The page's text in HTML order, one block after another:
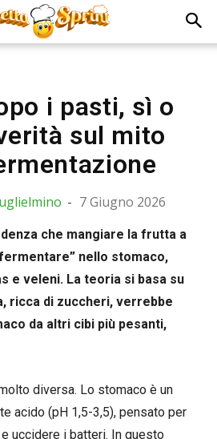
i pasti, sì o
sul mito
- 7 Giugno 2026
che mangiare la frutta a
nello stomaco,
e veleni. La teoria si basa su
ricca di zuccheri, verrebbe
da altri cibi più pesanti,
diversa. Lo stomaco è un
acido (pH 1,5-3,5), pensato per
uccidere i batteri. In questo